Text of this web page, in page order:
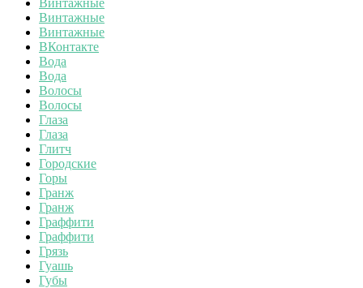
Винтажные
Винтажные
ВКонтакте
Вода
Вода
Волосы
Волосы
Глаза
Глаза
Глитч
Городские
Горы
Гранж
Гранж
Граффити
Граффити
Грязь
Гуашь
Губы